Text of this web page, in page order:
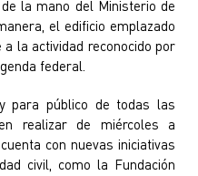
la mano del Ministerio de
el edificio emplazado
la actividad reconocido por
federal.
para público de todas las
realizar de miércoles a
con nuevas iniciativas
civil, como la Fundación